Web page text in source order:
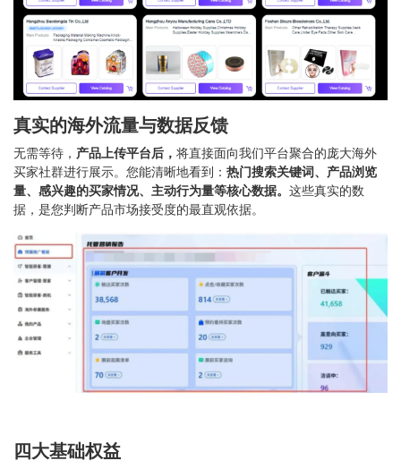
真实的海外流量与数据反馈
无需等待， 产品上传平台后， 将直接面向我们平台聚合的庞大海外
买家社群进行展示。您能清晰地看到： 热门搜索关键词、产品浏览
量、感兴趣的买家情况、主动行为量等核心数据。 这些真实的数
据，是您判断产品市场接受度的最直观依据。
四大基础权益